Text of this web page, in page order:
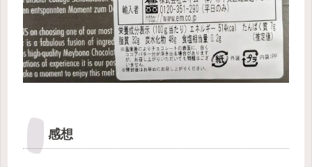
感想